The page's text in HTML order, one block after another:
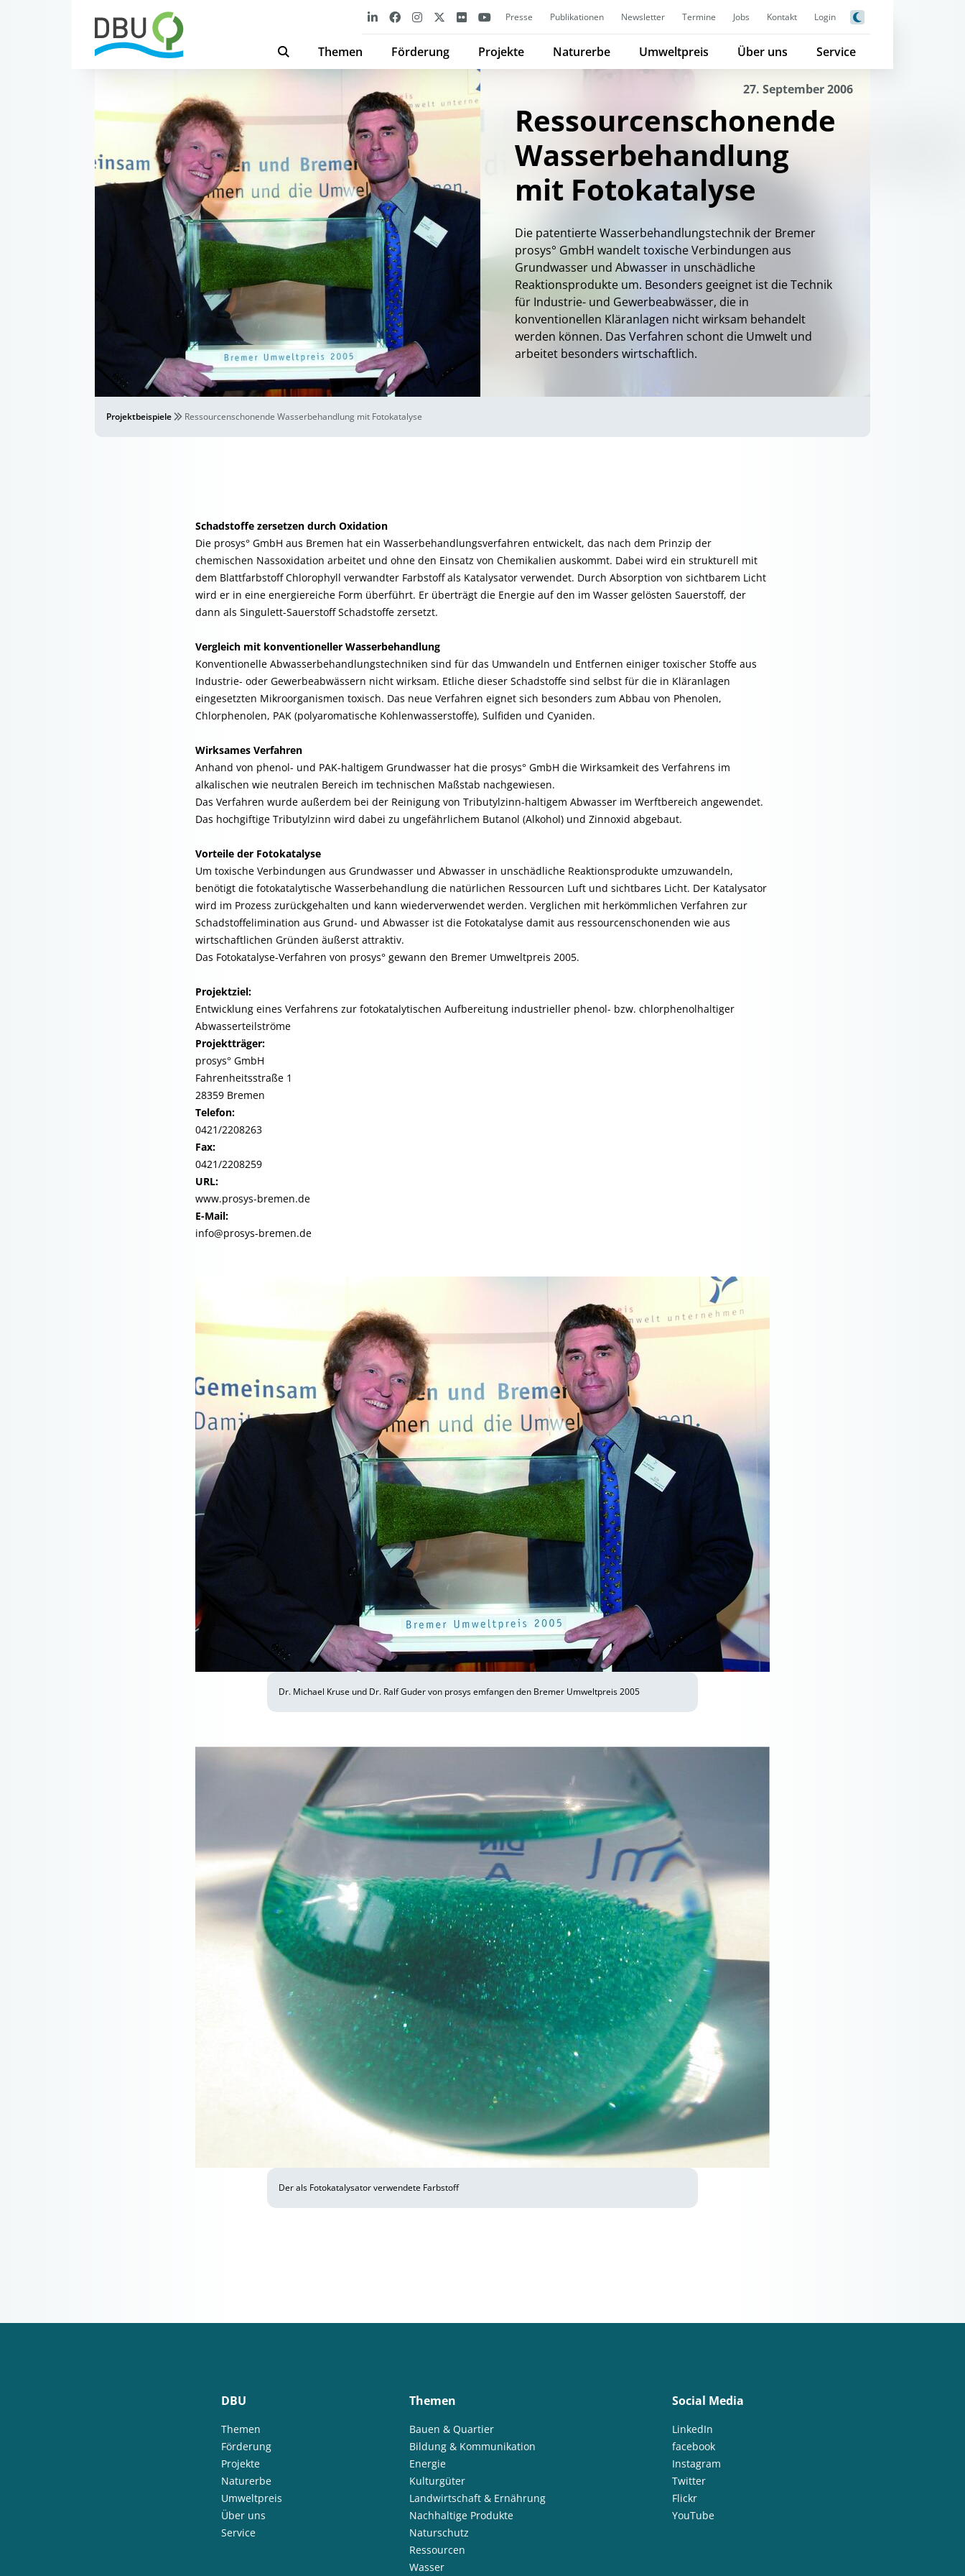
Presse Publikationen Newsletter Termine Jobs Kontakt Login
Themen Förderung Projekte Naturerbe Umweltpreis Über uns Service
27. September 2006
Ressourcenschonende
Wasserbehandlung
mit Fotokatalyse
Die patentierte Wasserbehandlungstechnik der Bremer
prosys° GmbH wandelt toxische Verbindungen aus
Grundwasser und Abwasser in unschädliche
Reaktionsprodukte um. Besonders geeignet ist die Technik
für Industrie- und Gewerbeabwässer, die in
konventionellen Kläranlagen nicht wirksam behandelt
werden können. Das Verfahren schont die Umwelt und
arbeitet besonders wirtschaftlich.
Projektbeispiele Ressourcenschonende Wasserbehandlung mit Fotokatalyse
Schadstoffe zersetzen durch Oxidation
Die prosys° GmbH aus Bremen hat ein Wasserbehandlungsverfahren entwickelt, das nach dem Prinzip der
chemischen Nassoxidation arbeitet und ohne den Einsatz von Chemikalien auskommt. Dabei wird ein strukturell mit
dem Blattfarbstoff Chlorophyll verwandter Farbstoff als Katalysator verwendet. Durch Absorption von sichtbarem Licht
wird er in eine energiereiche Form überführt. Er überträgt die Energie auf den im Wasser gelösten Sauerstoff, der
dann als Singulett-Sauerstoff Schadstoffe zersetzt.
Vergleich mit konventioneller Wasserbehandlung
Konventionelle Abwasserbehandlungstechniken sind für das Umwandeln und Entfernen einiger toxischer Stoffe aus
Industrie- oder Gewerbeabwässern nicht wirksam. Etliche dieser Schadstoffe sind selbst für die in Kläranlagen
eingesetzten Mikroorganismen toxisch. Das neue Verfahren eignet sich besonders zum Abbau von Phenolen,
Chlorphenolen, PAK (polyaromatische Kohlenwasserstoffe), Sulfiden und Cyaniden.
Wirksames Verfahren
Anhand von phenol- und PAK-haltigem Grundwasser hat die prosys° GmbH die Wirksamkeit des Verfahrens im
alkalischen wie neutralen Bereich im technischen Maßstab nachgewiesen.
Das Verfahren wurde außerdem bei der Reinigung von Tributylzinn-haltigem Abwasser im Werftbereich angewendet.
Das hochgiftige Tributylzinn wird dabei zu ungefährlichem Butanol (Alkohol) und Zinnoxid abgebaut.
Vorteile der Fotokatalyse
Um toxische Verbindungen aus Grundwasser und Abwasser in unschädliche Reaktionsprodukte umzuwandeln,
benötigt die fotokatalytische Wasserbehandlung die natürlichen Ressourcen Luft und sichtbares Licht. Der Katalysator
wird im Prozess zurückgehalten und kann wiederverwendet werden. Verglichen mit herkömmlichen Verfahren zur
Schadstoffelimination aus Grund- und Abwasser ist die Fotokatalyse damit aus ressourcenschonenden wie aus
wirtschaftlichen Gründen äußerst attraktiv.
Das Fotokatalyse-Verfahren von prosys° gewann den Bremer Umweltpreis 2005.
Projektziel:
Entwicklung eines Verfahrens zur fotokatalytischen Aufbereitung industrieller phenol- bzw. chlorphenolhaltiger
Abwasserteilströme
Projektträger:
prosys° GmbH
Fahrenheitsstraße 1
28359 Bremen
Telefon:
0421/2208263
Fax:
0421/2208259
URL:
www.prosys-bremen.de
E-Mail:
info@prosys-bremen.de
Dr. Michael Kruse und Dr. Ralf Guder von prosys emfangen den Bremer Umweltpreis 2005
Der als Fotokatalysator verwendete Farbstoff
DBU
Themen
Förderung
Projekte
Naturerbe
Umweltpreis
Über uns
Service
Themen
Bauen & Quartier
Bildung & Kommunikation
Energie
Kulturgüter
Landwirtschaft & Ernährung
Nachhaltige Produkte
Naturschutz
Ressourcen
Wasser
Social Media
LinkedIn
facebook
Instagram
Twitter
Flickr
YouTube